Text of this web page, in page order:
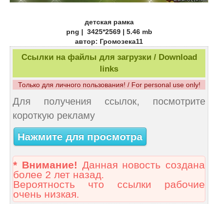
детская рамка
png | 3425*2569 | 5.46 mb
автор: Громозека11
Ссылки на файлы для загрузки / Download
links
Только для личного пользования! / For personal use only!
Для получения ссылок, посмотрите
короткую рекламу
Нажмите для просмотра
* Внимание! Данная новость создана
более 2 лет назад.
Вероятность что ссылки рабочие
очень низкая.